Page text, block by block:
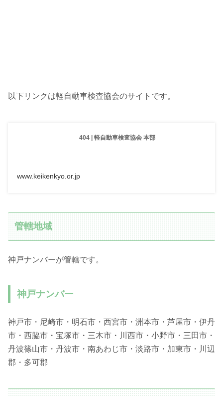
以下リンクは軽自動車検査協会のサイトです。
404 | 軽自動車検査協会 本部
www.keikenkyo.or.jp
管轄地域
神戸ナンバーが管轄です。
神戸ナンバー
神戸市・尼崎市・明石市・西宮市・洲本市・芦屋市・伊丹
市・西脇市・宝塚市・三木市・川西市・小野市・三田市・
丹波篠山市・丹波市・南あわじ市・淡路市・加東市・川辺
郡・多可郡